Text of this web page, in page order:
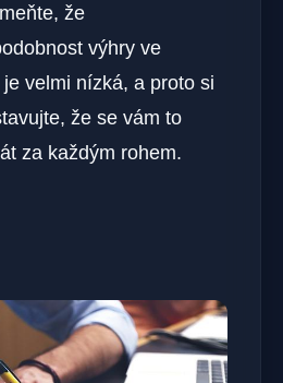
že
výhry ve
je velmi nízká, a proto si
že se vám to
za každým rohem.